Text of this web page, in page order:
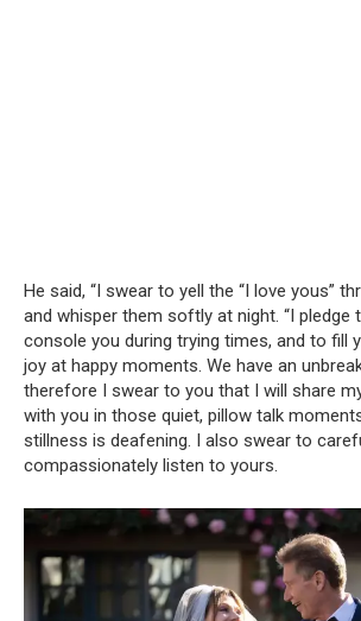
He said, “I swear to yell the “I love yous”
and whisper them softly at night. “I pledge
console you during trying times, and to fill
joy at happy moments. We have an
therefore I swear to you that I will share
with you in those quiet, pillow talk
stillness is deafening. I also swear to
compassionately listen to yours.